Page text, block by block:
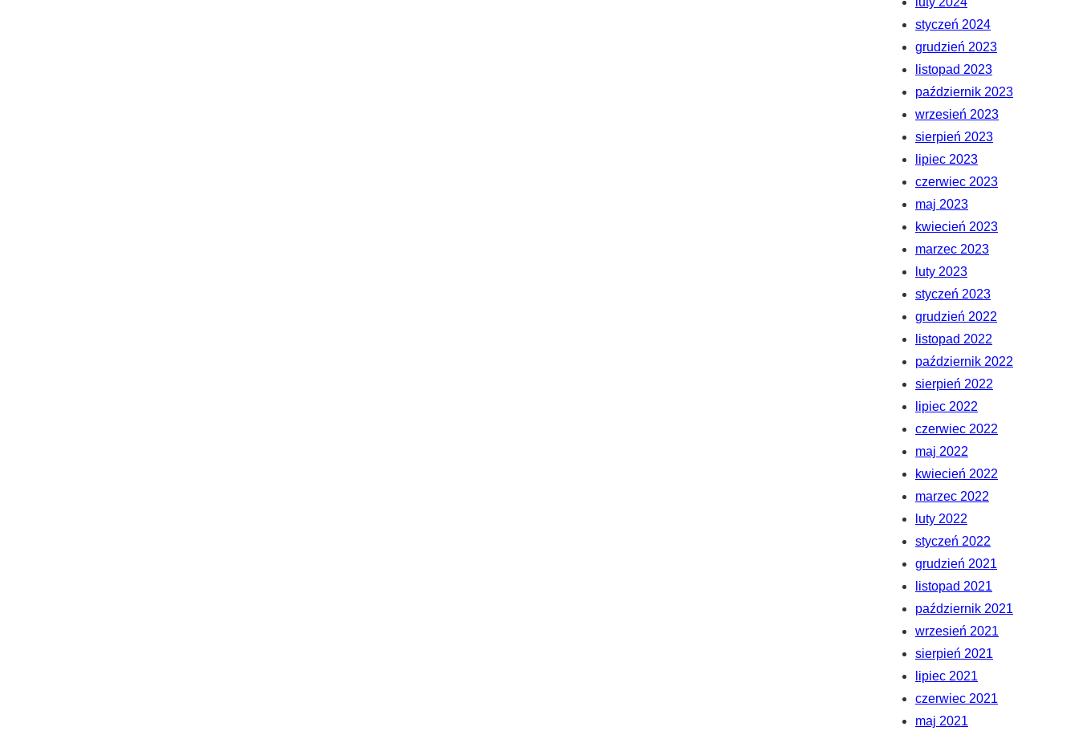
styczeń 2024
grudzień 2023
listopad 2023
październik 2023
wrzesień 2023
sierpień 2023
lipiec 2023
czerwiec 2023
maj 2023
kwiecień 2023
marzec 2023
luty 2023
styczeń 2023
grudzień 2022
listopad 2022
październik 2022
sierpień 2022
lipiec 2022
czerwiec 2022
maj 2022
kwiecień 2022
marzec 2022
luty 2022
styczeń 2022
grudzień 2021
listopad 2021
październik 2021
wrzesień 2021
sierpień 2021
lipiec 2021
czerwiec 2021
maj 2021